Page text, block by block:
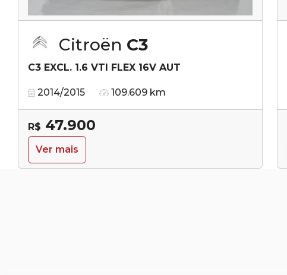
Citroën C3
C3 EXCL. 1.6 VTI FLEX 16V AUT
2014/2015 109.609 km
R$ 47.900
Ver mais